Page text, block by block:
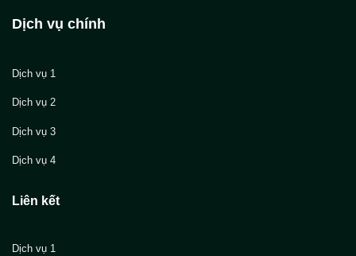
Dịch vụ chính
Dịch vụ 1
Dịch vụ 2
Dịch vụ 3
Dịch vụ 4
Liên kết
Dịch vụ 1